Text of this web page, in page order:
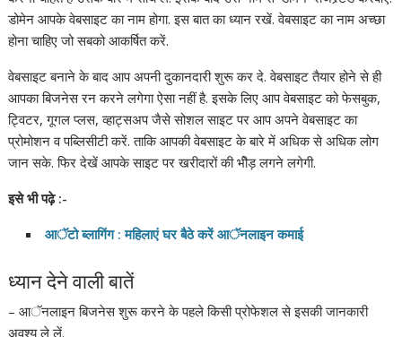
डोमेन आपके वेबसाइट का नाम होगा. इस बात का ध्यान रखें. वेबसाइट का नाम अच्छा
होना चाहिए जो सबको आकर्षित करें.
वेबसाइट बनाने के बाद आप अपनी दुकानदारी शुरू कर दे. वेबसाइट तैयार होने से ही
आपका बिजनेस रन करने लगेगा ऐसा नहीं है. इसके लिए आप वेबसाइट को फेसबुक,
ट्विटर, गूगल प्लस, व्हाट्सअप जैसे सोशल साइट पर आप अपने वेबसाइट का
प्रोमोशन व पब्लिसीटी करें. ताकि आपकी वेबसाइट के बारे में अधिक से अधिक लोग
जान सके. फिर देखें आपके साइट पर खरीदारों की भीेड़ लगने लगेगी.
इसेभीपढ़े :-
आॅटो ब्लागिंग:महिलाएं घर बैठे करें आॅनलाइन कमाई
ध्यान देने वाली बातें
– आॅनलाइन बिजनेस शुरू करने के पहले किसी प्रोफेशल से इसकी जानकारी
अवश्य ले लें.